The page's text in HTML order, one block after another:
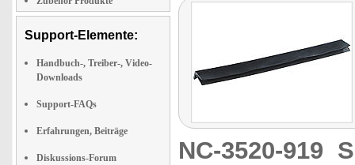
Support-Elemente:
Handbuch-, Treiber-, Video-
Downloads
Support-FAQs
Erfahrungen, Beiträge
Diskussions-Forum NC-3520-919